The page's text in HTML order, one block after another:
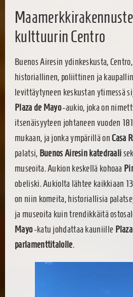
kulttuurin Centro
Buenos Airesin ydinkeskusta,
historiallinen, poliittinen ja
levittäytyneen keskustan ytimessä
Plaza de Mayo-aukio, joka on
itsenäisyyteen johtaneen vuoden
mukaan, ja jonka ympärillä onCasa
palatsi, Buenos Airesin katedraali
museoita. Aukion keskellä kohoaa
obeliski. Aukiolta lähtee kaikkiaan
on niin komeita, historiallisia
ja museoita kuin trendikkäitä
Mayo-katu johdattaa kauniille
parlamenttitalolle.